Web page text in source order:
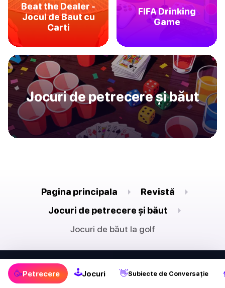
🥳Petrecere 🕹Jocuri 👋Subiecte de Conversație
Beat the Dealer -
Jocul de Baut cu
Carti
FIFA Drinking
Game
Jocuri de petrecere și băut
Pagina principala
Revistă
Jocuri de petrecere și băut
Jocuri de băut la golf